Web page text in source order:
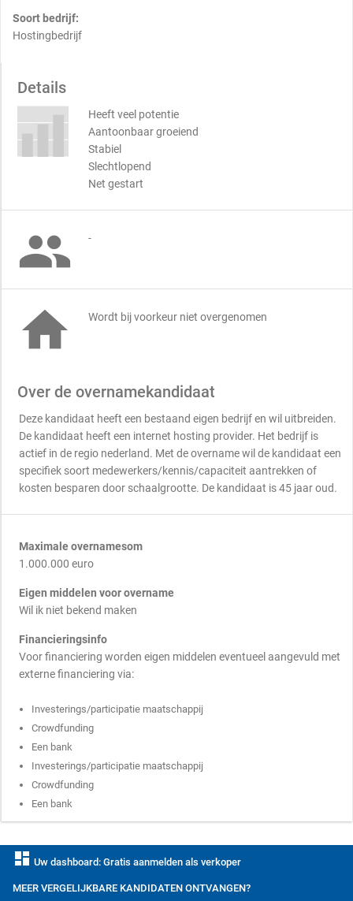
Soort bedrijf:
Hostingbedrijf
Details
Heeft veel potentie
Aantoonbaar groeiend
Stabiel
Slechtlopend
Net gestart
 -
 Wordt bij voorkeur niet overgenomen
Over de overnamekandidaat
Deze kandidaat heeft een bestaand eigen bedrijf en wil uitbreiden.
De kandidaat heeft een internet hosting provider. Het bedrijf is
actief in de regio nederland. Met de overname wil de kandidaat een
specifiek soort medewerkers/kennis/capaciteit aantrekken of
kosten besparen door schaalgrootte. De kandidaat is 45 jaar oud.
Maximale overnamesom
1.000.000 euro
Eigen middelen voor overname
Wil ik niet bekend maken
Financieringsinfo
Voor financiering worden eigen middelen eventueel aangevuld met
externe financiering via:
Investerings/participatie maatschappij
Crowdfunding
Een bank
Investerings/participatie maatschappij
Crowdfunding
Een bank
dashboard Uw dashboard: Gratis aanmelden als verkoper
MEER VERGELIJKBARE KANDIDATEN ONTVANGEN?